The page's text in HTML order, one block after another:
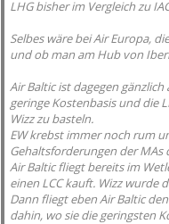
LHG bisher im Vergleich zu
Selbes wäre bei Air Europa,
und ob man am Hub von
Air Baltic ist dagegen
geringe Kostenbasis und die
Wizz zu basteln.
EW krebst immer noch rum
Gehaltsforderungen der MAs
Air Baltic fliegt bereits im
einen LCC kauft. Wizz wurde
Dann fliegt eben Air Baltic
dahin, wo sie die geringsten